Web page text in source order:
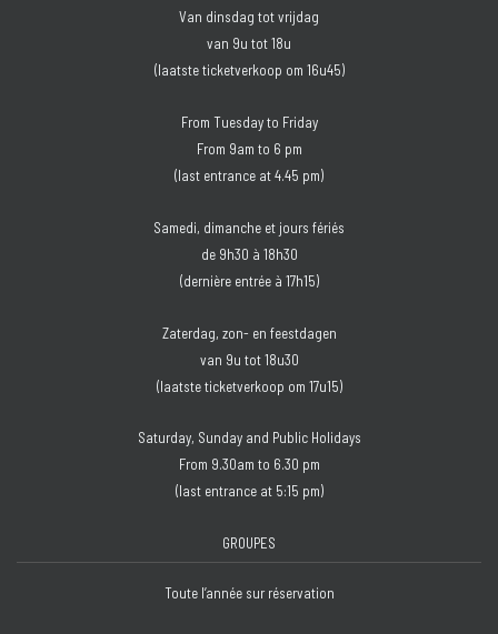
Van dinsdag tot vrijdag
van 9u tot 18u
(laatste ticketverkoop om 16u45)
From Tuesday to Friday
From 9am to 6 pm
(last entrance at 4.45 pm)
Samedi, dimanche et jours fériés
de 9h30 à 18h30
(dernière entrée à 17h15)
Zaterdag, zon- en feestdagen
van 9u tot 18u30
(laatste ticketverkoop om 17u15)
Saturday, Sunday and Public Holidays
From 9.30am to 6.30 pm
(last entrance at 5:15 pm)
GROUPES
Toute l’année sur réservation